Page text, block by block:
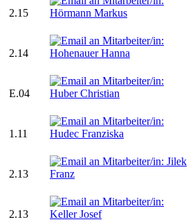
2.15
2.14
E.04
1.11
2.13
2.13